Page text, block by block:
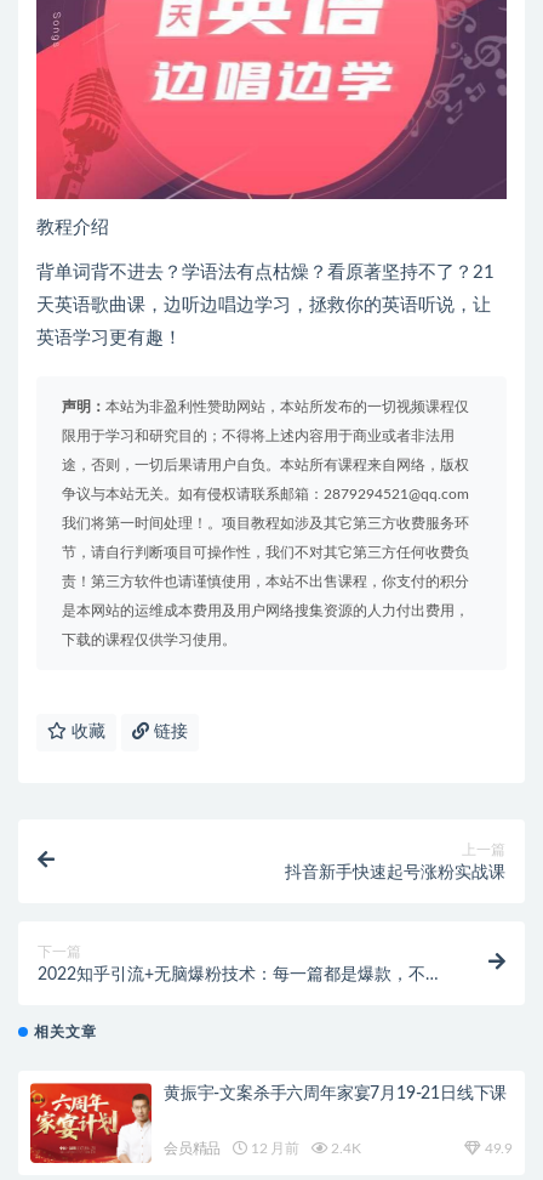
教程介绍
背单词背不进去？学语法有点枯燥？看原著坚持不了？21
天英语歌曲课，边听边唱边学习，拯救你的英语听说，让
英语学习更有趣！
声明： 本站为非盈利性赞助网站，本站所发布的一切视频课程仅
限用于学习和研究目的；不得将上述内容用于商业或者非法用
途，否则，一切后果请用户自负。本站所有课程来自网络，版权
争议与本站无关。如有侵权请联系邮箱：2879294521@qq.com
我们将第一时间处理！。项目教程如涉及其它第三方收费服务环
节，请自行判断项目可操作性，我们不对其它第三方任何收费负
责！第三方软件也请谨慎使用，本站不出售课程，你支付的积分
是本网站的运维成本费用及用户网络搜集资源的人力付出费用，
下载的课程仅供学习使用。
收藏 链接
上一篇
抖音新手快速起号涨粉实战课
下一篇
2022知乎引流+无脑爆粉技术：每一篇都是爆款，不吹
相关文章
黄振宇-文案杀手六周年家宴7月19-21日线下课
会员精品 12 月前 2.4K 49.9